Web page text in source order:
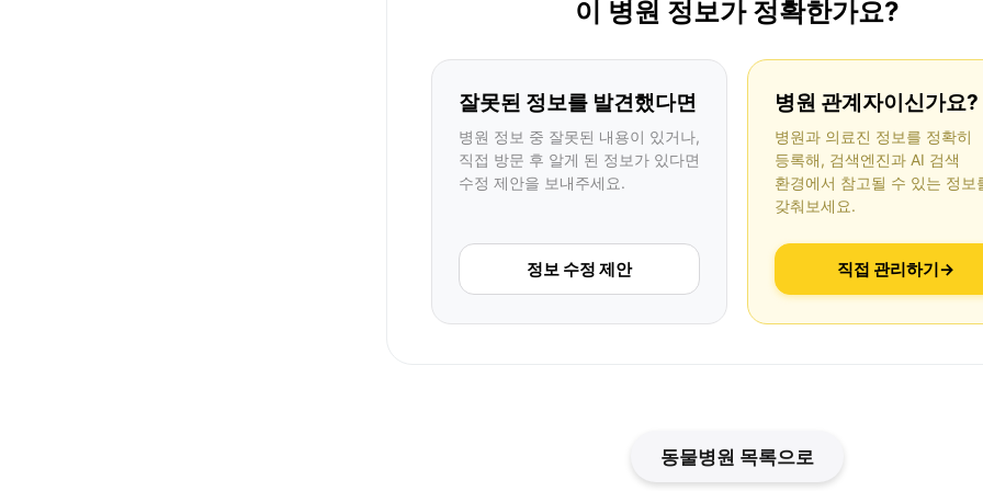
이 병원 정보가 정확한가요?
잘못된 정보를 발견했다면
병원 정보 중 잘못된 내용이 있거나,
직접 방문 후 알게 된 정보가 있다면
수정 제안을 보내주세요.
정보 수정 제안
병원 관계자이신가요?
병원과 의료진 정보를 정확히
등록해, 검색엔진과 AI 검색
환경에서 참고될 수 있는 정보
갖춰보세요.
직접 관리하기→
동물병원 목록으로